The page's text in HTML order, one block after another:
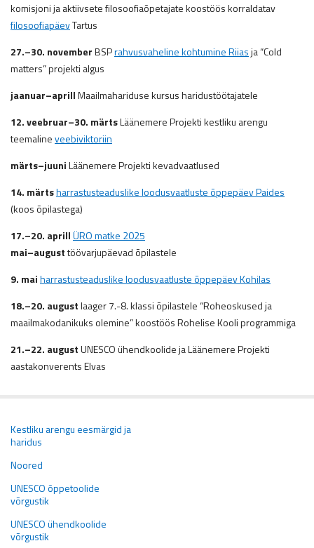
Kestliku arengu eesmärgid ja
haridus
Noored
UNESCO õppetoolide
võrgustik
UNESCO ühendkoolide
võrgustik
komisjoni ja aktiivsete filosoofiaõpetajate koostöös korraldatav
filosoofiapäevTartus
27.–30. novemberBSPrahvusvaheline kohtumine Riiasja “Cold
matters” projekti algus
jaanuar–aprillMaailmahariduse kursus haridustöötajatele
12. veebruar–30. märtsLäänemere Projekti kestliku arengu
teemalineveebiviktoriin
märts–juuniLäänemere Projekti kevadvaatlused
14. märtsharrastusteaduslike loodusvaatluste õppepäev Paides
(koos õpilastega)
17.–20. aprillÜRO matke 2025
mai–augusttöövarjupäevad õpilastele
9. maiharrastusteaduslike loodusvaatluste õppepäev Kohilas
18.–20. augustlaager 7.-8. klassi õpilastele “Roheoskused ja
maailmakodanikuks olemine” koostöös Rohelise Kooli programmiga
21.–22. augustUNESCO ühendkoolide ja Läänemere Projekti
aastakonverents Elvas